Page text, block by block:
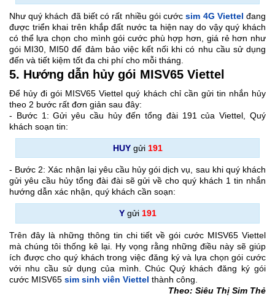
Như quý khách đã biết có rất nhiều gói cướcsim 4G Viettel đang
được triển khai trên khắp đất nước ta hiện nay do vậy quý khách
có thể lựa chọn cho mình gói cước phù hợp hơn, giá rẻ hơn như
gói MI30, MI50 để đảm bảo việc kết nối khi có nhu cầu sử dụng
đến và tiết kiệm tốt đa chi phí cho mỗi tháng.
5. Hướng dẫn hủy gói MISV65 Viettel
Để hủy đi gói MISV65 Viettel quý khách chỉ cần gửi tin nhắn hủy
theo 2 bước rất đơn giản sau đây:
- Bước 1: Gửi yêu cầu hủy đến tổng đài 191 của Viettel, Quý
khách soạn tin:
HUYgửi 191
- Bước 2: Xác nhận lại yêu cầu hủy gói dịch vụ, sau khi quý khách
gửi yêu cầu hủy tổng đài đài sẽ gửi về cho quý khách 1 tin nhắn
hướng dẫn xác nhận, quý khách cần soạn:
Ygửi 191
Trên đây là những thông tin chi tiết về gói cước MISV65 Viettel
mà chúng tôi thống kê lại. Hy vọng rằng những điều này sẽ giúp
ích được cho quý khách trong việc đăng ký và lựa chọn gói cước
với nhu cầu sử dụng của mình. Chúc Quý khách đăng ký gói
cước MISV65 sim sinh viên Viettel thành công.
Theo: Siêu Thị Sim Thẻ